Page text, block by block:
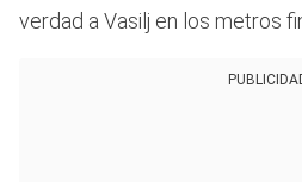
verdad a Vasilj en los metros